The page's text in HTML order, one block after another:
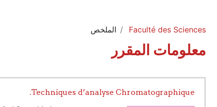
Faculté des Sciences الملخص
معلومات المقرر
Techniques d’analyse Chromatographique.